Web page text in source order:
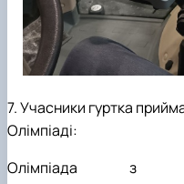
7. Учасники гуртка
Олімпіаді:
Олімпіада з